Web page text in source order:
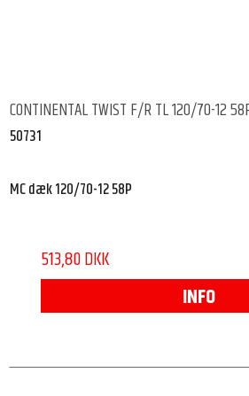
CONTINENTAL TWIST F/R TL 120/70-12
50731
MC dæk 120/70-12 58P
513,80 DKK
INFO